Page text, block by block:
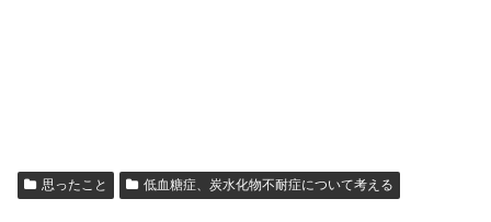
思ったこと 低血糖症、炭水化物不耐症について考える